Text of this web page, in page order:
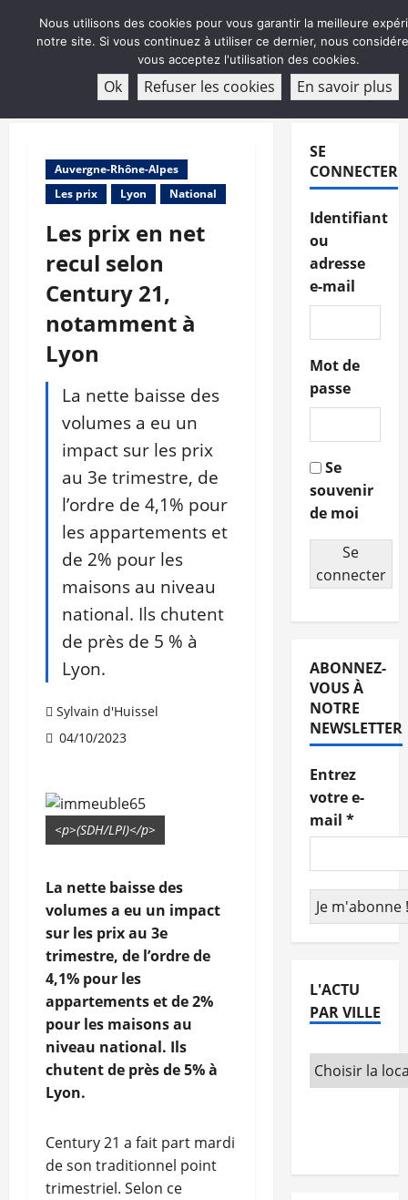
ABONNEMENT
Auvergne-Rhône-Alpes
Les prix
Lyon National
Les prix en net
recul selon
Century 21,
notamment à
Lyon
La nette baisse des
volumes a eu un
impact sur les prix
au 3e trimestre, de
l’ordre de 4,1% pour
les appartements et
de 2% pour les
maisons au niveau
national. Ils chutent
de près de 5 % à
Lyon.
Sylvain d'Huissel
04/10/2023
<p>(SDH/LPI)</p>
La nette baisse des
volumes a eu un impact
sur les prix au 3e
trimestre, de l’ordre de
4,1% pour les
appartements et de 2%
pour les maisons au
niveau national. Ils
chutent de près de 5% à
Lyon.
Century 21 a fait part mardi
de son traditionnel point
trimestriel. Selon ce
SE
CONNECTER
Identifiant
ou
adresse
e-mail
Mot de
passe
Se
souvenir
de moi
Se
connecter
ABONNEZ-
VOUS À
NOTRE
NEWSLETTER
Entrez
votre e-
mail *
L'ACTU
PAR VILLE
Nous utilisons des cookies pour vous garantir la meilleure
notre site. Si vous continuez à utiliser ce dernier, nous
vous acceptez l'utilisation des cookies.
Ok Refuser les cookies En savoir plus